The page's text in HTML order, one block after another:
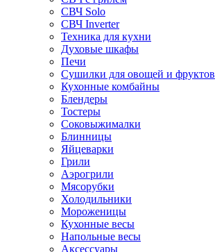
СВЧ Solo
СВЧ Inverter
Техника для кухни
Духовые шкафы
Печи
Сушилки для овощей и фруктов
Кухонные комбайны
Блендеры
Тостеры
Соковыжималки
Блинницы
Яйцеварки
Грили
Аэрогрили
Мясорубки
Холодильники
Мороженицы
Кухонные весы
Напольные весы
Аксессуары